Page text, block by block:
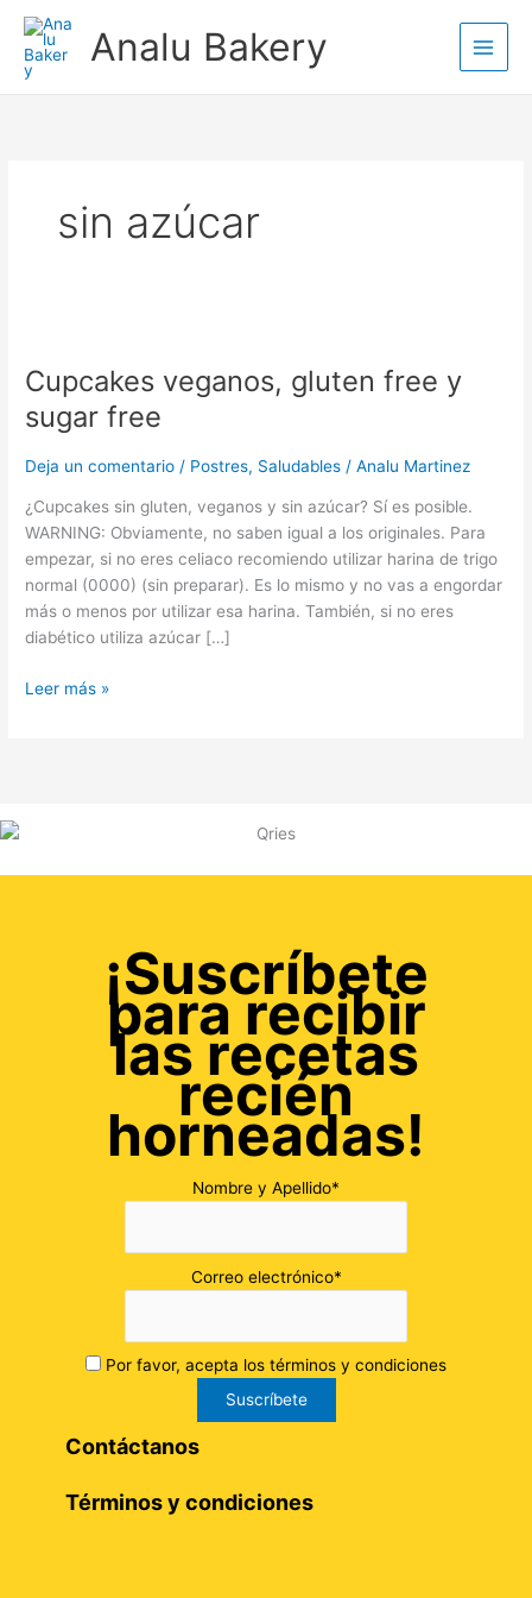
contenido
Analu Bakery
sin azúcar
Cupcakes veganos, gluten free y
sugar free
Deja un comentario / Postres, Saludables /Analu Martinez
¿Cupcakes sin gluten, veganos y sin azúcar? Sí es posible.
WARNING: Obviamente, no saben igual a los originales. Para
empezar, si no eres celiaco recomiendo utilizar harina de trigo
normal (0000) (sin preparar). Es lo mismo y no vas a engordar
más o menos por utilizar esa harina. También, si no eres
diabético utiliza azúcar […]
gluten
y
sugar
Leer más »
¡Suscríbete
para recibir
las recetas
recién
horneadas!
Nombre y Apellido*
Correo electrónico*
Por favor, acepta los términos y condiciones
Contáctanos
Términos y condiciones